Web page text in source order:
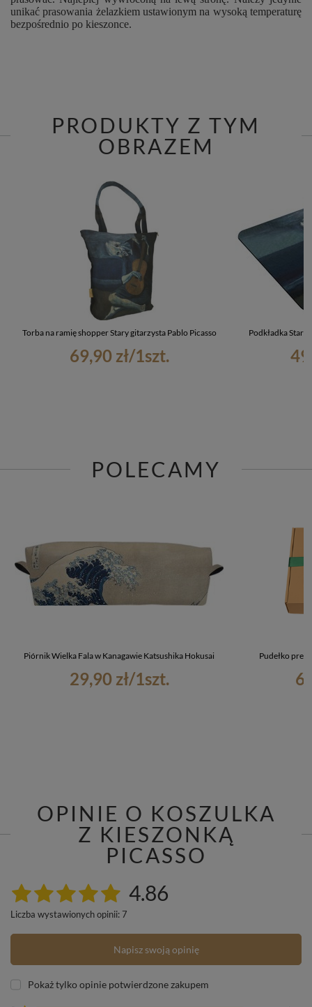
unikać prasowania żelazkiem ustawionym na wysoką temperaturę
bezpośrednio po kieszonce.
PRODUKTY Z TYM
OBRAZEM
Torba na ramię shopper Stary gitarzysta Pablo Picasso
69,90 zł/1szt.
Podkładka
POLECAMY
Piórnik Wielka Fala w Kanagawie Katsushika Hokusai
29,90 zł/1szt.
Pudełko
OPINIE O KOSZULKA
Z KIESZONKĄ
PICASSO
4.86
Liczba wystawionych opinii: 7
Napisz swoją opinię
Pokaż tylko opinie potwierdzone zakupem